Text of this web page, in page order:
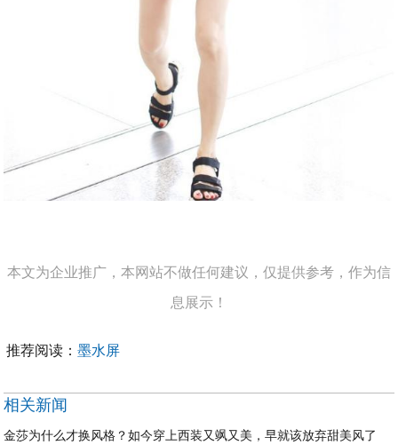
本文为企业推广，本网站不做任何建议，仅提供参考，作为信
息展示！
推荐阅读：墨水屏
相关新闻
金莎为什么才换风格？如今穿上西装又飒又美，早就该放弃甜美风了